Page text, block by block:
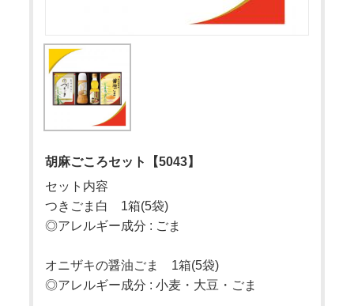
胡麻ごころセット【5043】
セット内容
つきごま白 1箱(5袋)
◎アレルギー成分 : ごま
オニザキの醤油ごま 1箱(5袋)
◎アレルギー成分 : 小麦・大豆・ごま